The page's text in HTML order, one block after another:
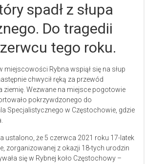
spadł z słupa
Do tragedii
tego roku.
miejscowości Rybna wspiął się na słup
chwycił ręką za przewód
ziemię. Wezwane na miejsce pogotowie
pokrzywdzonego do
Specjalistycznego w Częstochowie, gdzie
ustalono, że 5 czerwca 2021 roku 17-latek
zorganizowanej z okazji 18-tych urodzin
się w Rybnej koło Częstochowy –